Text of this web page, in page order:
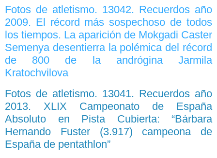
Fotos de atletismo. 13042. Recuerdos año
2009. El récord más sospechoso de todos
los tiempos. La aparición de Mokgadi Caster
Semenya desentierra la polémica del récord
de 800 de la andrógina Jarmila
Kratochvilova
Fotos de atletismo. 13041. Recuerdos año
2013. XLIX Campeonato de España
Absoluto en Pista Cubierta: “Bárbara
Hernando Fuster (3.917) campeona de
España de pentathlon”